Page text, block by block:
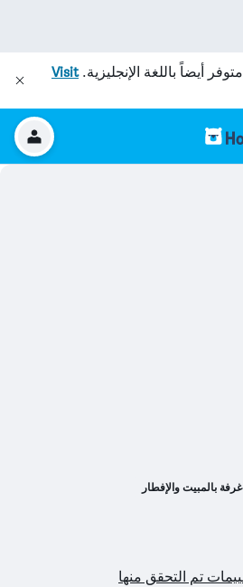
متوفر أيضاً باللغة الإنجليزية.Visit
غرفة بالمبيت والإفطار